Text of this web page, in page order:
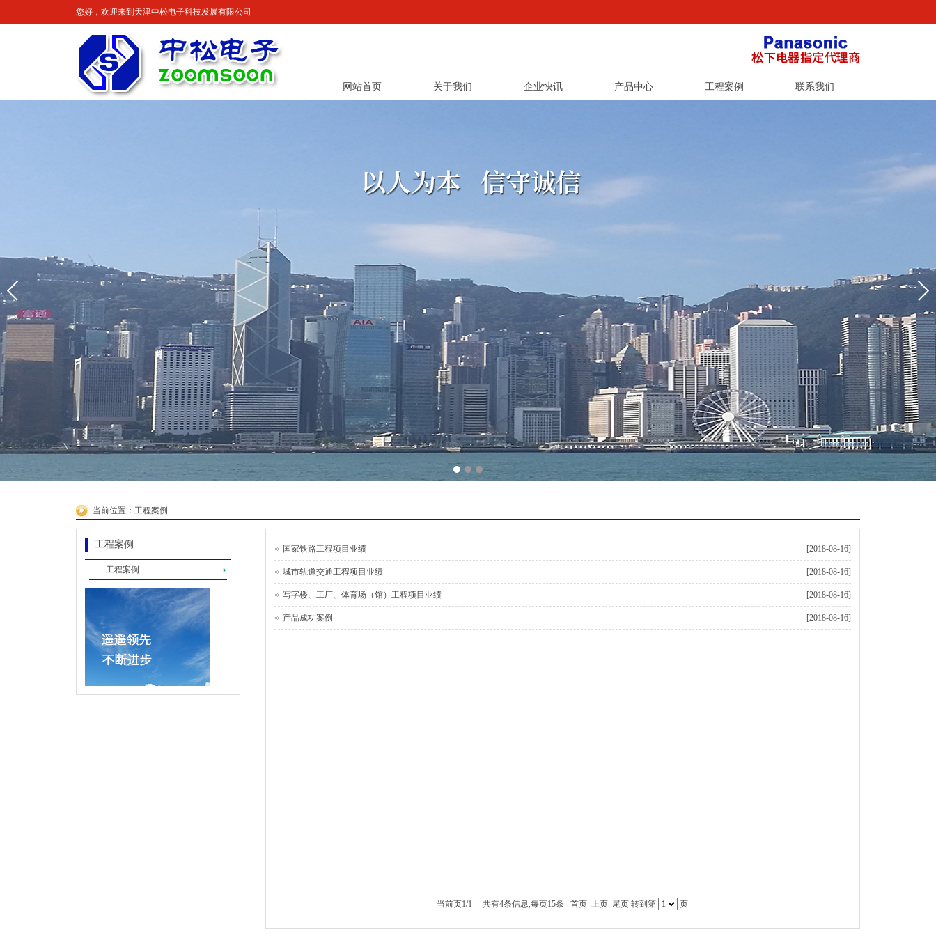
您好，欢迎来到天津中松电子科技发展有限公司
网站首页 关于我们 企业快讯 产品中心 工程案例 联系我们
当前位置： 工程案例
工程案例
工程案例
[2018-08-16]
国家铁路工程项目业绩
[2018-08-16]
城市轨道交通工程项目业绩
[2018-08-16]
写字楼、工厂、体育场（馆）工程项目业绩
[2018-08-16]
产品成功案例
当前页1/1 共有4条信息,每页15条首页 上页 尾页 转到第 页